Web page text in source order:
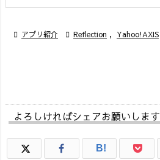
 アプリ紹介  Reflection , Yahoo!AXIS
よろしければシェアお願いします
B!